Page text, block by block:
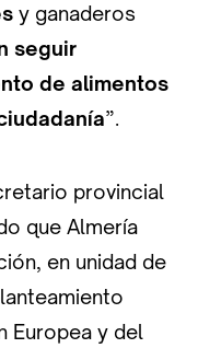
y ganaderos
seguir
de alimentos
”.
provincial
que Almería
en unidad de
Europea y del